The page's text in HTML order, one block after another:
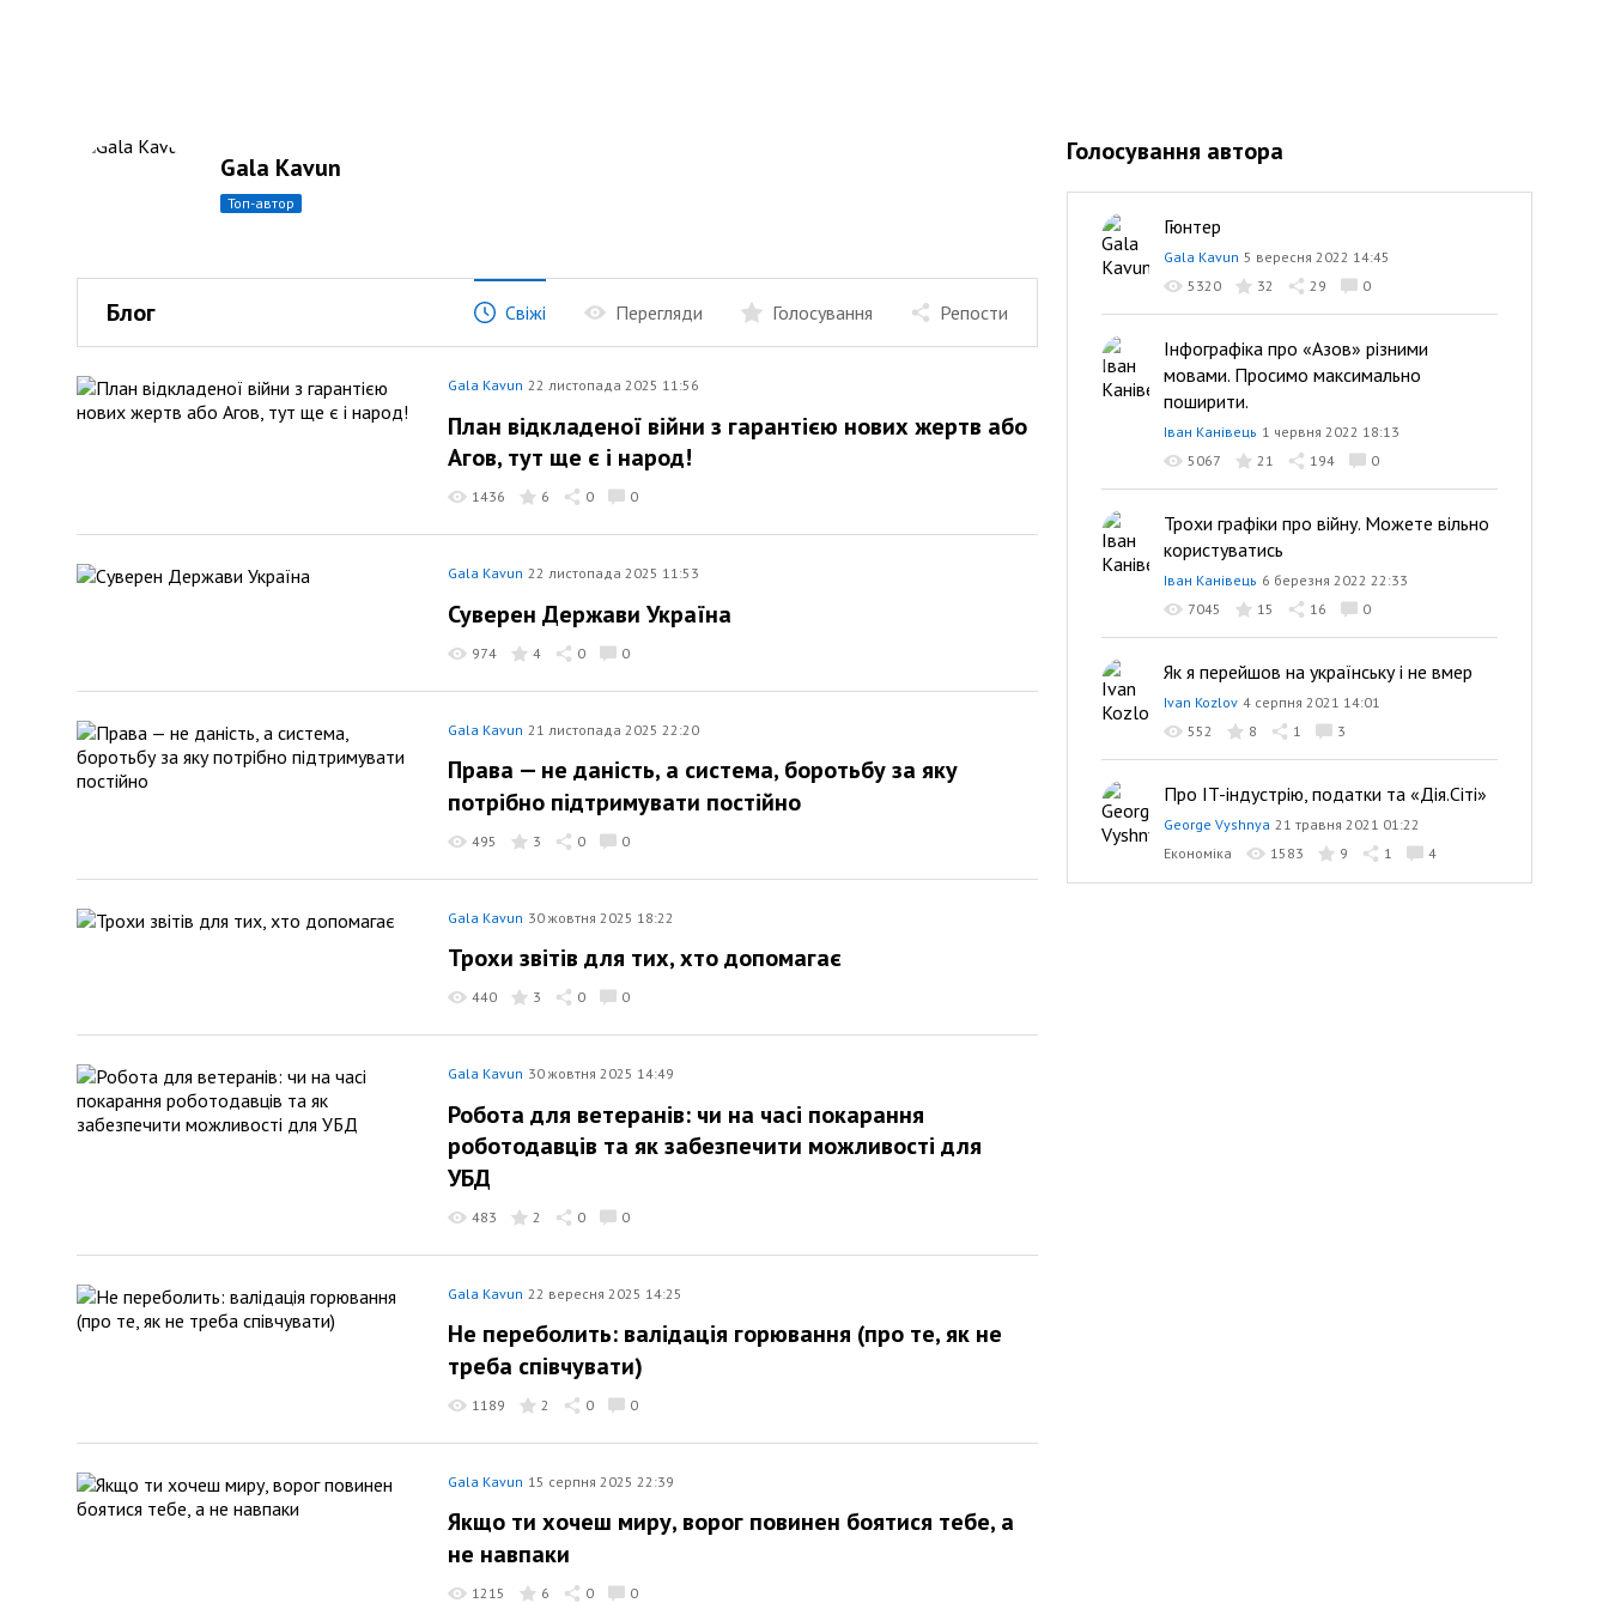
Gala Kavun
топ-автор
Блог Свіжі Перегляди Голосування Репости
Gala Kavun 22 листопада 2025 11:56
План відкладеної війни з гарантією нових жертв або
Агов, тут ще є і народ!
1436 6 0 0
Gala Kavun 22 листопада 2025 11:53
Суверен Держави Україна
974 4 0 0
Gala Kavun 21 листопада 2025 22:20
Права — не даність, а система, боротьбу за яку
потрібно підтримувати постійно
495 3 0 0
Gala Kavun 30 жовтня 2025 18:22
Трохи звітів для тих, хто допомагає
440 3 0 0
Gala Kavun 30 жовтня 2025 14:49
Робота для ветеранів: чи на часі покарання
роботодавців та як забезпечити можливості для
УБД
483 2 0 0
Gala Kavun 22 вересня 2025 14:25
Не переболить: валідація горювання (про те, як не
треба співчувати)
1189 2 0 0
Gala Kavun 15 серпня 2025 22:39
Якщо ти хочеш миру, ворог повинен боятися тебе, а
не навпаки
1215 6 0 0
Голосування автора
Гюнтер
Gala Kavun 5 вересня 2022 14:45
5320
32 29 0
Інфографіка про «Азов» різними
мовами. Просимо максимально
поширити.
Іван Канівець 1 червня 2022 18:13
5067
21 194 0
Трохи графіки про війну. Можете вільно
користуватись
Іван Канівець 6 березня 2022 22:33
7045
15 16 0
Як я перейшов на українську і не вмер
Ivan Kozlov 4 серпня 2021 14:01
552
8 1 3
Про IT-індустрію, податки та «Дія.Сіті»
George Vyshnya 21 травня 2021 01:22
Економіка
1583 9 1 4